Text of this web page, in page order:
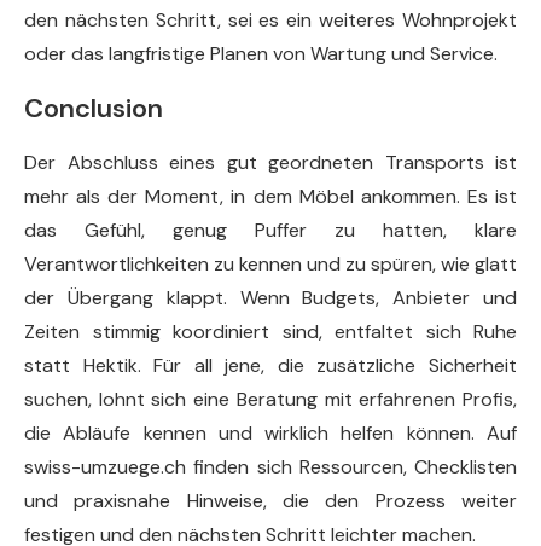
den nächsten Schritt, sei es ein weiteres Wohnprojekt
oder das langfristige Planen von Wartung und Service.
Conclusion
Der Abschluss eines gut geordneten Transports ist
mehr als der Moment, in dem Möbel ankommen. Es ist
das Gefühl, genug Puffer zu hatten, klare
Verantwortlichkeiten zu kennen und zu spüren, wie glatt
der Übergang klappt. Wenn Budgets, Anbieter und
Zeiten stimmig koordiniert sind, entfaltet sich Ruhe
statt Hektik. Für all jene, die zusätzliche Sicherheit
suchen, lohnt sich eine Beratung mit erfahrenen Profis,
die Abläufe kennen und wirklich helfen können. Auf
swiss-umzuege.ch finden sich Ressourcen, Checklisten
und praxisnahe Hinweise, die den Prozess weiter
festigen und den nächsten Schritt leichter machen.